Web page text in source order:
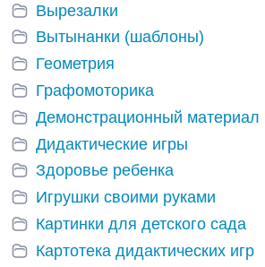
Вырезалки
Вытынанки (шаблоны)
Геометрия
Графомоторика
Демонстрационный материал
Дидактические игры
Здоровье ребенка
Игрушки своими руками
Картинки для детского сада
Картотека дидактических игр